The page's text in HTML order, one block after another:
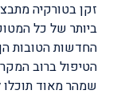
זקן בטורקיה
ביותר של כל
החדשות הטובות
הטיפול ברוב
שמהר מאוד תוכלו